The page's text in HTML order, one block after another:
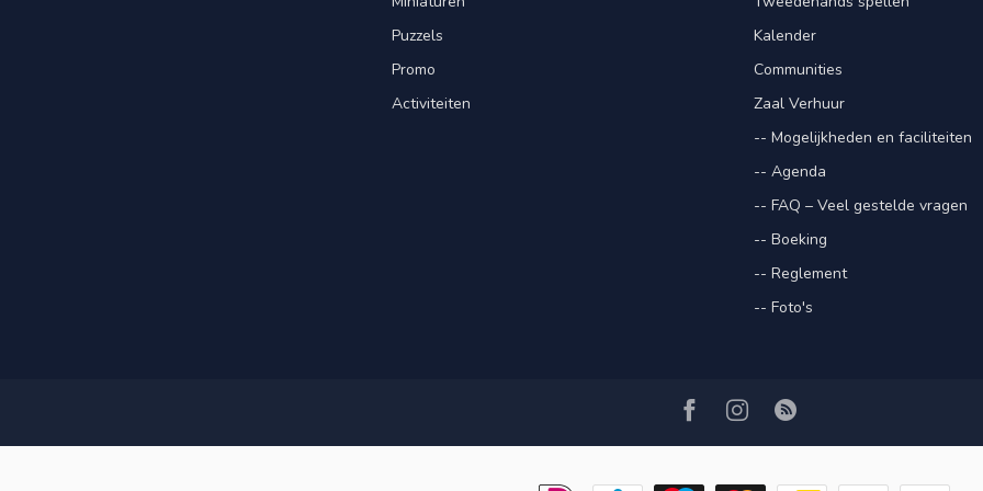
Puzzels
Promo
Activiteiten
Kalender
Communities
Zaal Verhuur
-- Mogelijkheden en faciliteiten
-- Agenda
-- FAQ – Veel gestelde vragen
-- Boeking
-- Reglement
-- Foto's